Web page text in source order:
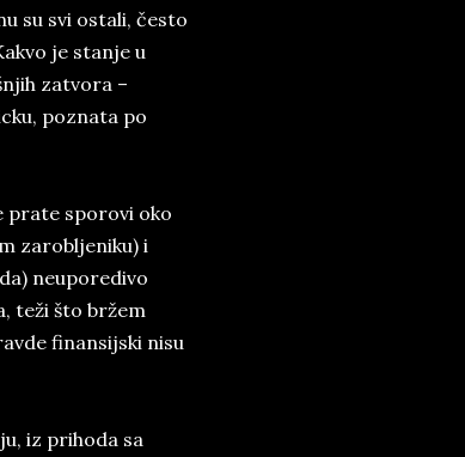
su svi ostali, često
je stanje u
zatvora –
poznata po
prate sporovi oko
zarobljeniku) i
neuporedivo
teži što bržem
finansijski nisu
iz prihoda sa